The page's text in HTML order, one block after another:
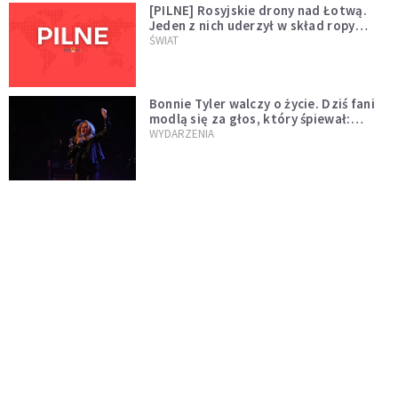
[PILNE] Rosyjskie drony nad Łotwą.
Jeden z nich uderzył w skład ropy
naftowej
ŚWIAT
Bonnie Tyler walczy o życie. Dziś fani
modlą się za głos, który śpiewał:
"Lord, help me"
WYDARZENIA